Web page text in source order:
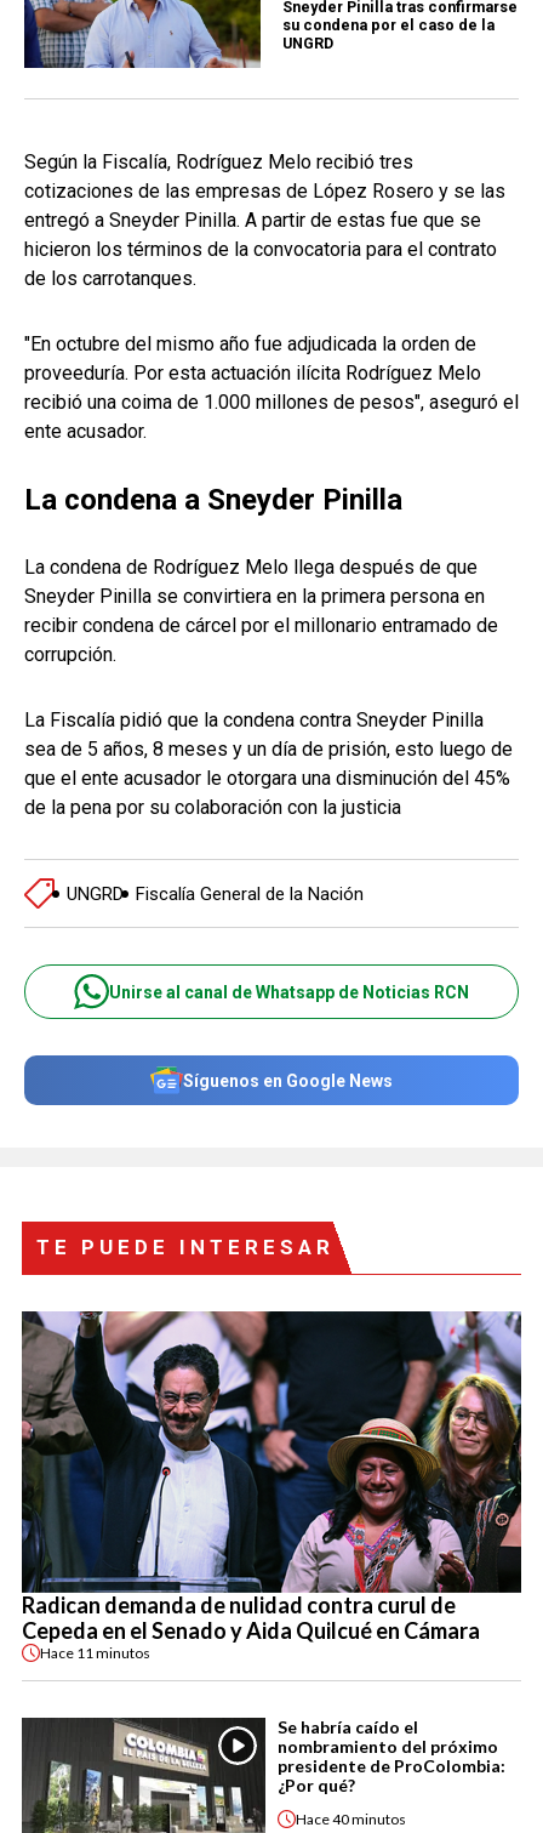
Sneyder Pinilla tras confirmarse
su condena por el caso de la
UNGRD
Según la Fiscalía, Rodríguez Melo recibió tres
cotizaciones de las empresas de López Rosero y se las
entregó a Sneyder Pinilla. A partir de estas fue que se
hicieron los términos de la convocatoria para el contrato
de los carrotanques.
"En octubre del mismo año fue adjudicada la orden de
proveeduría. Por esta actuación ilícita Rodríguez Melo
recibió una coima de 1.000 millones de pesos", aseguró el
ente acusador.
La condena a Sneyder Pinilla
La condena de Rodríguez Melo llega después de que
Sneyder Pinilla se convirtiera en la primera persona en
recibir condena de cárcel por el millonario entramado de
corrupción.
La Fiscalía pidió que la condena contra Sneyder Pinilla
sea de 5 años, 8 meses y un día de prisión, esto luego de
que el ente acusador le otorgara una disminución del 45%
de la pena por su colaboración con la justicia
UNGRD Fiscalía General de la Nación
Unirse al canal de Whatsapp de Noticias RCN
Síguenos en Google News
TE PUEDE INTERESAR
Radican demanda de nulidad contra curul de
Cepeda en el Senado y Aida Quilcué en Cámara
Hace 11 minutos
Se habría caído el
nombramiento del próximo
presidente de ProColombia:
¿Por qué?
Hace40 minutos